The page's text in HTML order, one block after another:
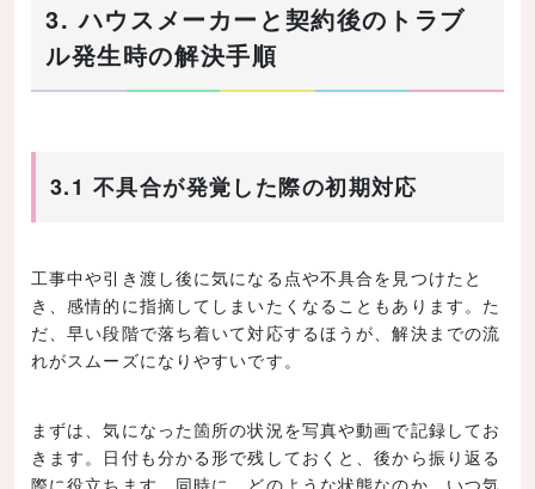
3. ハウスメーカーと契約後のトラブ
ル発生時の解決手順
3.1 不具合が発覚した際の初期対応
工事中や引き渡し後に気になる点や不具合を見つけたと
き、感情的に指摘してしまいたくなることもあります。た
だ、早い段階で落ち着いて対応するほうが、解決までの流
れがスムーズになりやすいです。
まずは、気になった箇所の状況を写真や動画で記録してお
きます。日付も分かる形で残しておくと、後から振り返る
際に役立ちます。同時に、どのような状態なのか、いつ気